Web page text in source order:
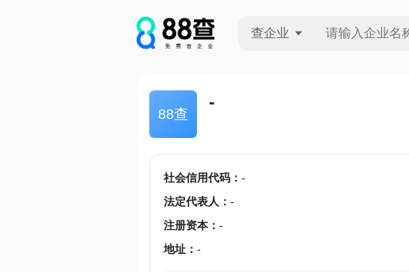
查企业
88查
-
社会信用代码： -
法定代表人 ： -
注册资本： -
地址： -